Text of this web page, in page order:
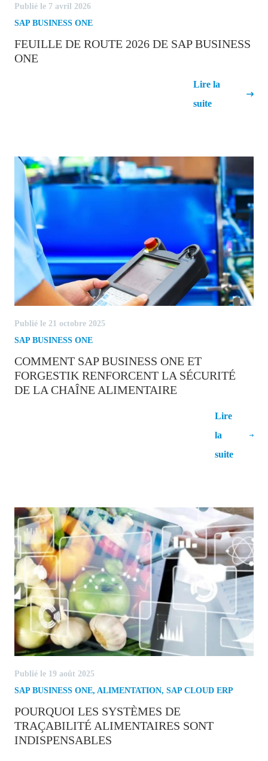
Publié le 7 avril 2026
SAP BUSINESS ONE
FEUILLE DE ROUTE 2026 DE SAP BUSINESS
ONE
Lire la
suite
Publié le 21 octobre 2025
SAP BUSINESS ONE
COMMENT SAP BUSINESS ONE ET
FORGESTIK RENFORCENT LA SÉCURITÉ
DE LA CHAÎNE ALIMENTAIRE
Lire
la
suite
Publié le 19 août 2025
SAP BUSINESS ONE, ALIMENTATION, SAP CLOUD ERP
POURQUOI LES SYSTÈMES DE
TRAÇABILITÉ ALIMENTAIRES SONT
INDISPENSABLES